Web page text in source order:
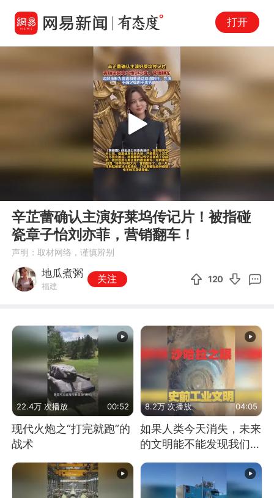
打开
Play
辛芷蕾确认主演好莱坞传记片！被指碰
瓷章子怡刘亦菲，营销翻车！
声明：取材网络，谨慎辨别
地瓜煮粥
福建
关注 120
22.4万 次播放 00:52
现代火炮之“打完就跑”的
战术
8.2万 次播放 04:05
如果人类今天消失，未来
的文明能不能发现我们存